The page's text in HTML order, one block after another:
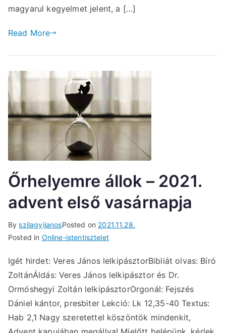
magyarul kegyelmet jelent, a […]
Read More
Őrhelyemre állok – 2021.
advent első vasárnapja
ByszilagyijanosPosted on 2021.11.28.
Posted in Online-istentisztelet
Igét hirdet: Veres János lelkipásztorBibliát olvas: Bíró
ZoltánÁldás: Veres János lelkipásztor és Dr.
Ormóshegyi Zoltán lelkipásztorOrgonál: Fejszés
Dániel kántor, presbiter Lekció: Lk 12,35-40 Textus:
Hab 2,1 Nagy szeretettel köszöntök mindenkit,